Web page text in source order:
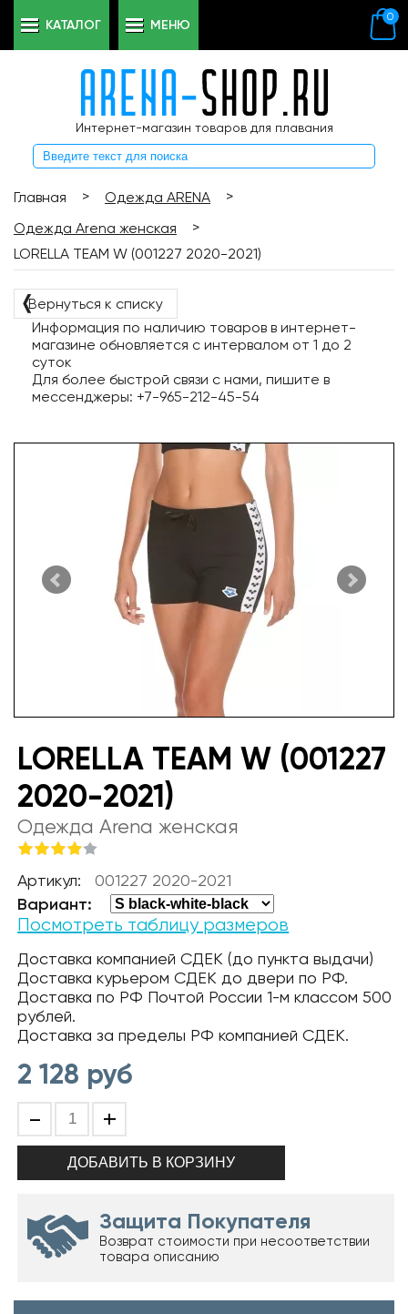
Интернет-магазин товаров для плавания
0
КАТАЛОГ МЕНЮ
Главная > Одежда ARENA
>
Одежда Arena женская
>
LORELLA TEAM W (001227 2020-2021)
❬Вернуться к списку
Информация по наличию товаров в интернет-
магазине обновляется с интервалом от 1 до 2
суток
Для более быстрой связи с нами, пишите в
мессенджеры: +7-965-212-45-54
LORELLA TEAM W (001227
2020-2021)
Одежда Arena женская
Артикул: 001227 2020-2021
Вариант:
Посмотреть таблицу размеров
Доставка компанией СДЕК (до пункта выдачи)
Доставка курьером СДЕК до двери по РФ.
Доставка по РФ Почтой России 1-м классом 500
рублей.
Доставка за пределы РФ компанией СДЕК.
2 128 руб
- +
Защита Покупателя
Возврат стоимости при несоответствии
товара описанию